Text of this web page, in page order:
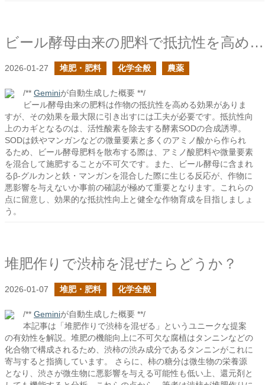
ビール酵母由来の肥料で抵抗性を高める時に必要なこと
2026-01-27 堆肥・肥料 化学全般 農薬
/** Geminiが自動生成した概要 **/
ビール酵母由来の肥料は作物の抵抗性を高める効果がありま
すが、その効果を最大限に引き出すには工夫が必要です。抵抗性向
上のカギとなるのは、活性酸素を除去する酵素SODの合成誘導。
SODは鉄やマンガンなどの微量要素と多くのアミノ酸から作られ
るため、ビール酵母肥料を散布する際は、アミノ酸肥料や微量要素
を混合して施肥することが不可欠です。また、ビール酵母に含まれ
るβ-グルカンと鉄・マンガンを混合した際に生じる反応が、作物に
悪影響を与えないか事前の確認が極めて重要となります。これらの
点に留意し、効果的な抵抗性向上と健全な作物育成を目指しましょ
う。
堆肥作りで渋柿を混ぜたらどうか？
2026-01-07 堆肥・肥料 化学全般
/** Geminiが自動生成した概要 **/
本記事は「堆肥作りで渋柿を混ぜる」というユニークな提案
の有効性を解説。堆肥の機能向上に不可欠な腐植はタンニンなどの
化合物で構成されるため、渋柿の渋み成分であるタンニンがこれに
寄与すると指摘しています。 さらに、柿の糖分は微生物の栄養源
となり、渋さが微生物に悪影響を与える可能性も低い上、還元剤と